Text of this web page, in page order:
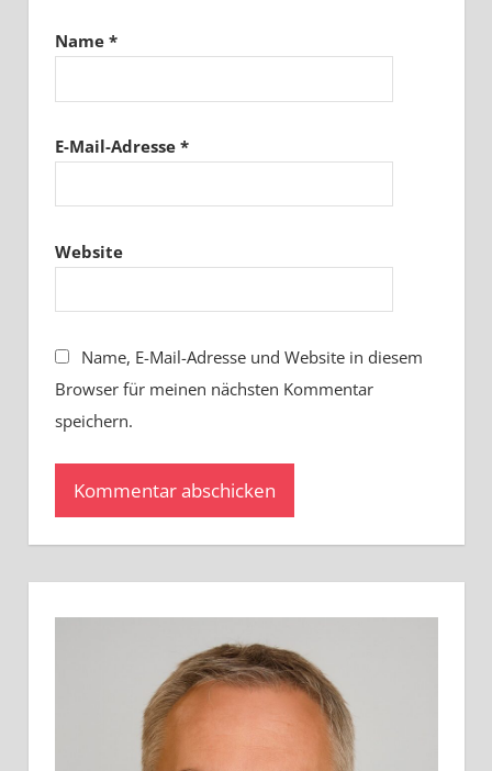
Name *
E-Mail-Adresse *
Website
Name, E-Mail-Adresse und Website in diesem
Browser für meinen nächsten Kommentar
speichern.